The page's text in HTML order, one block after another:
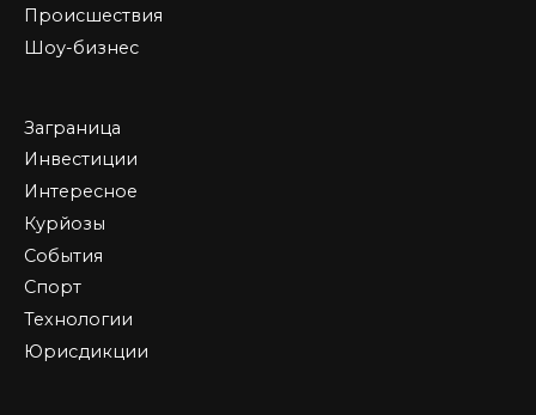
Происшествия
Шоу-бизнес
Заграница
Инвестиции
Интересное
Курйозы
События
Спорт
Технологии
Юрисдикции